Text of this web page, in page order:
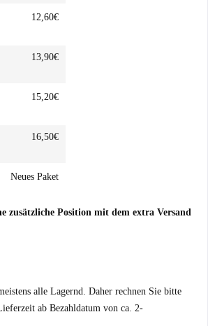
12,60€
13,90€
15,20€
16,50€
Neues Paket
zusätzliche Position mit dem extra Versand
alle Lagernd. Daher rechnen Sie bitte
ab Bezahldatum von ca. 2-